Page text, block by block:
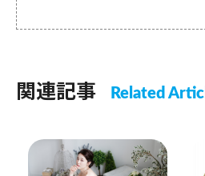
関連記事 Related